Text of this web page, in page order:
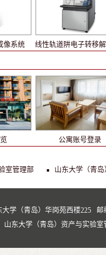
像系统 线性轨道阱电子转移
用仪
全自动蛋白质印迹定
统
公寓账号登录
室管理部 山东大学（青
学（青岛）华岗苑西楼225 邮
山东大学（青岛）资产与实验